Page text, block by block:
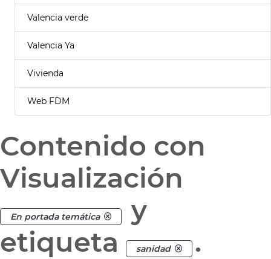
Valencia verde
Valencia Ya
Vivienda
Web FDM
Contenido con
Visualización
En portada temática
y
etiqueta
sanidad .